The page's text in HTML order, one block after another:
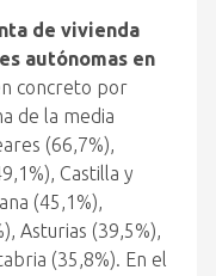
de vivienda
autónomas en
concreto por
de la media
(66,7%),
Castilla y
(45,1%),
Asturias (39,5%),
(35,8%). En el